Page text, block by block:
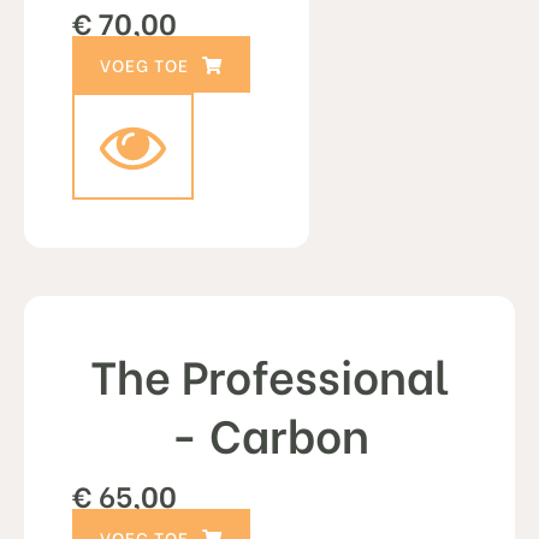
€70,00
The Professional
- Carbon
€ 65,00